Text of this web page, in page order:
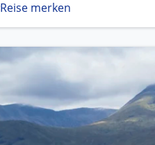
Reise merken